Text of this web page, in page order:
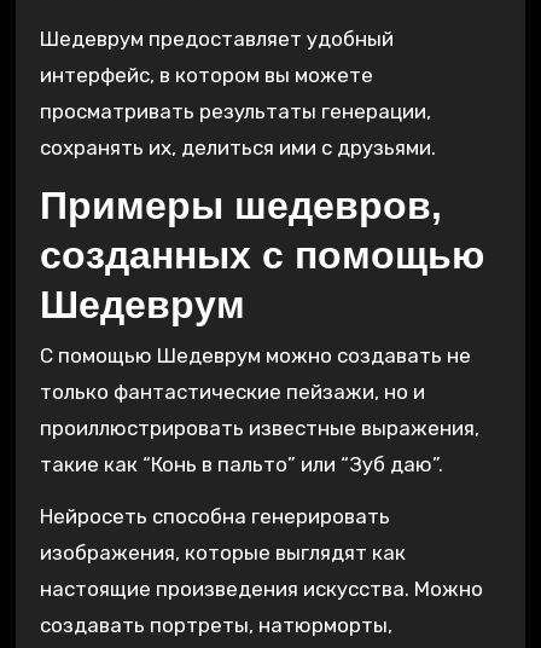
Шедеврум предоставляет удобный
интерфейс, в котором вы можете
просматривать результаты генерации,
сохранять их, делиться ими с друзьями.
Примеры шедевров,
созданных с помощью
Шедеврум
С помощью Шедеврум можно создавать не
только фантастические пейзажи, но и
проиллюстрировать известные выражения,
такие как “Конь в пальто” или “Зуб даю”.
Нейросеть способна генерировать
изображения, которые выглядят как
настоящие произведения искусства. Можно
создавать портреты, натюрморты,